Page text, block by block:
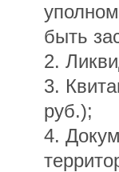
быть
2.
3.
руб.);
4.